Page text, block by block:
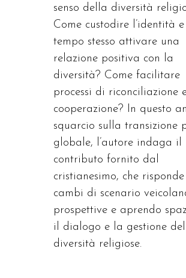
senso della diversità
Come custodire l’identità
tempo stesso attivare una
relazione positiva con la
diversità? Come facilitare
processi di riconciliazione
cooperazione? In questo
squarcio sulla transizione
globale, l’autore indaga il
contributo fornito dal
cristianesimo, che
cambi di scenario
prospettive e aprendo
il dialogo e la gestione
diversità religiose.